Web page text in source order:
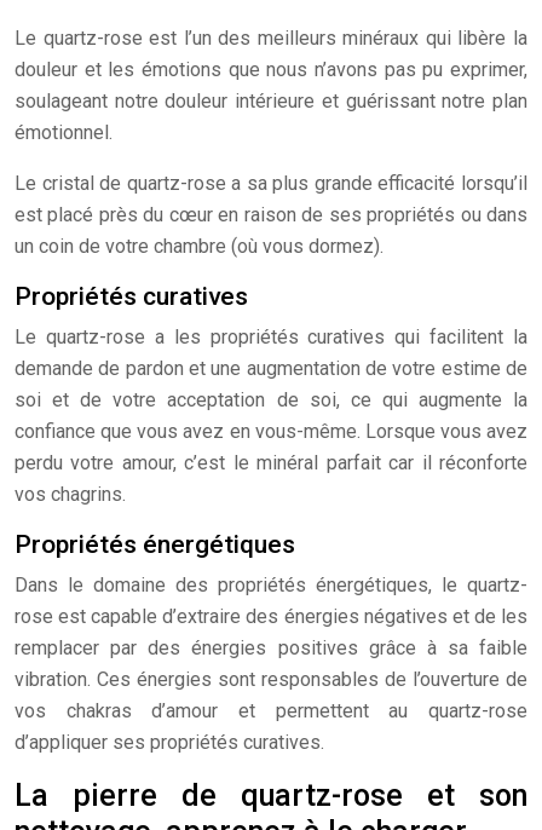
Le quartz-rose est l’un des meilleurs minéraux qui libère la
douleur et les émotions que nous n’avons pas pu exprimer,
soulageant notre douleur intérieure et guérissant notre plan
émotionnel.
Le cristal de quartz-rose a sa plus grande efficacité lorsqu’il
est placé près du cœur en raison de ses propriétés ou dans
un coin de votre chambre (où vous dormez).
Propriétés curatives
Le quartz-rose a les propriétés curatives qui facilitent la
demande de pardon et une augmentation de votre estime de
soi et de votre acceptation de soi, ce qui augmente la
confiance que vous avez en vous-même. Lorsque vous avez
perdu votre amour, c’est le minéral parfait car il réconforte
vos chagrins.
Propriétés énergétiques
Dans le domaine des propriétés énergétiques, le quartz-
rose est capable d’extraire des énergies négatives et de les
remplacer par des énergies positives grâce à sa faible
vibration. Ces énergies sont responsables de l’ouverture de
vos chakras d’amour et permettent au quartz-rose
d’appliquer ses propriétés curatives.
La pierre de quartz-rose et son